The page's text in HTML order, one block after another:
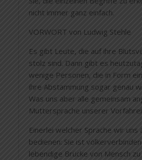
nicht immer ganz einfach.
VORWORT von Ludwig Stehle
Es gibt Leute, die auf ihre
stolz sind. Dann gibt es
wenige Personen, die in Form
ihre Abstammung sogar genau
Was uns aber alle gemeinsam
Muttersprache unserer
Einerlei welcher Sprache wir uns
bedienen: Sie ist
lebendige Brücke von Mensch